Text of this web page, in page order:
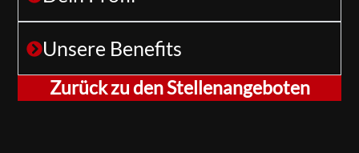
Unsere Benefits
Zurück zu den Stellenangeboten